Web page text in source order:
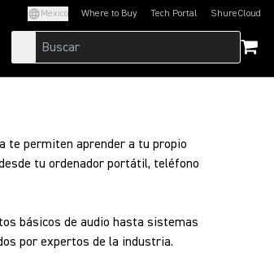
Mexico Where to Buy Tech Portal
(Opens in a new tab)ShureCloud
(Opens in a new
te permiten aprender a tu propio
tu ordenador portátil, teléfono
básicos de audio hasta sistemas
por expertos de la industria.